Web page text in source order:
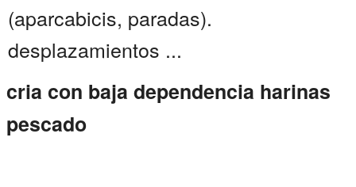
(aparcabicis, paradas).
desplazamientos ...
cria con baja dependencia harinas
pescado